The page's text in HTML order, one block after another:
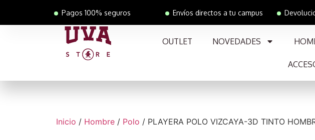
Pagos 100% seguros Envíos directos a tu campus
OUTLET NOVEDADES
Inicio / Hombre / Polo / PLAYERA POLO VIZCAYA-3D TINTO